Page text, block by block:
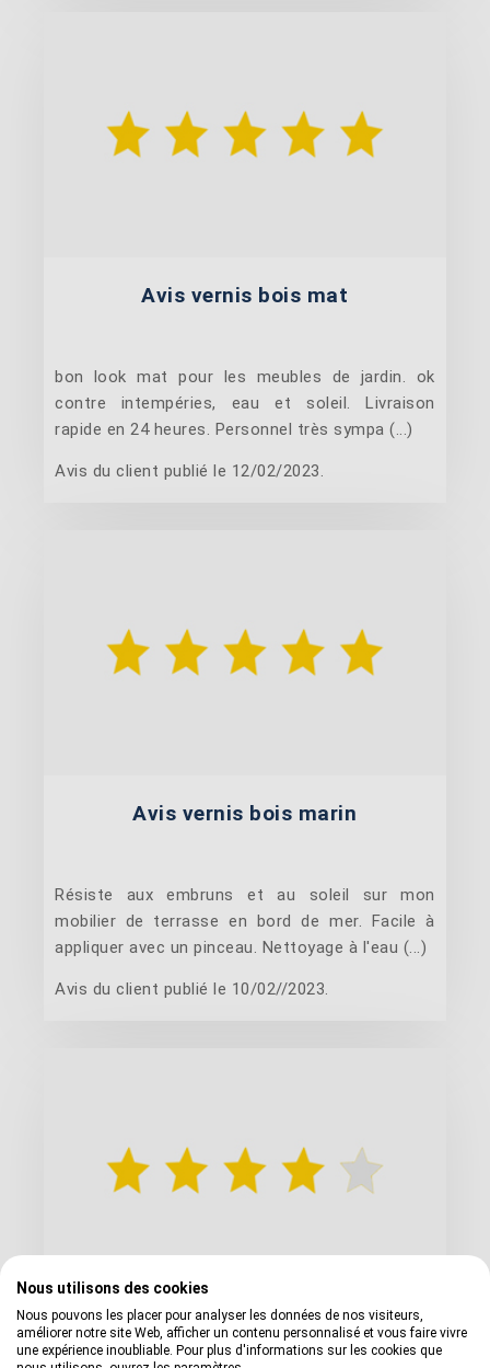
Avis vernis bois mat
bon look mat pour les meubles de jardin. ok
contre intempéries, eau et soleil. Livraison
rapide en 24 heures. Personnel très sympa (...)
Avis du client publié le 12/02/2023.
Avis vernis bois marin
Résiste aux embruns et au soleil sur mon
mobilier de terrasse en bord de mer. Facile à
appliquer avec un pinceau. Nettoyage à l'eau (...)
Avis du client publié le 10/02//2023.
Avis vernis bois polyuréthane
Nous utilisons des cookies
Nous pouvons les placer pour analyser les données de nos visiteurs,
améliorer notre site Web, afficher un contenu personnalisé et vous faire vivre
une expérience inoubliable. Pour plus d'informations sur les cookies que